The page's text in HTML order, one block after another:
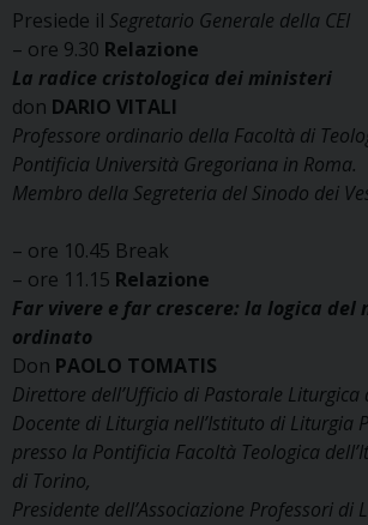
Presiede il Segretario Generale della CEI
– ore 9.30 Relazione
La radice cristologica dei ministeri
don DARIO VITALI
Professore ordinario della Facoltà di
Pontificia Università Gregoriana in Roma.
Membro della Segreteria del Sinodo dei
– ore 10.45 Break
– ore 11.15 Relazione
Far vivere e far crescere: la logica del
ordinato
Don PAOLO TOMATIS
Direttore dell’Ufficio di Pastorale Liturgica
Docente di Liturgia nell’Istituto di Liturgia
presso la Pontificia Facoltà Teologica
di Torino,
Presidente dell’Associazione Professori di